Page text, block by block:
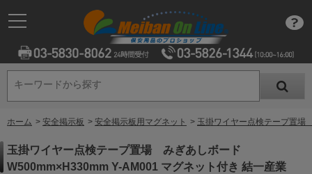
キーワードから探す
キーワードから探す
ホーム > 安全掲示板 > 安全掲示板用マグネット > 玉掛ワイヤー点検テープ置
玉掛ワイヤー点検テープ置場 みぎあしボード
W500mm×H330mm Y-AM001 マグネット付き 結一産業